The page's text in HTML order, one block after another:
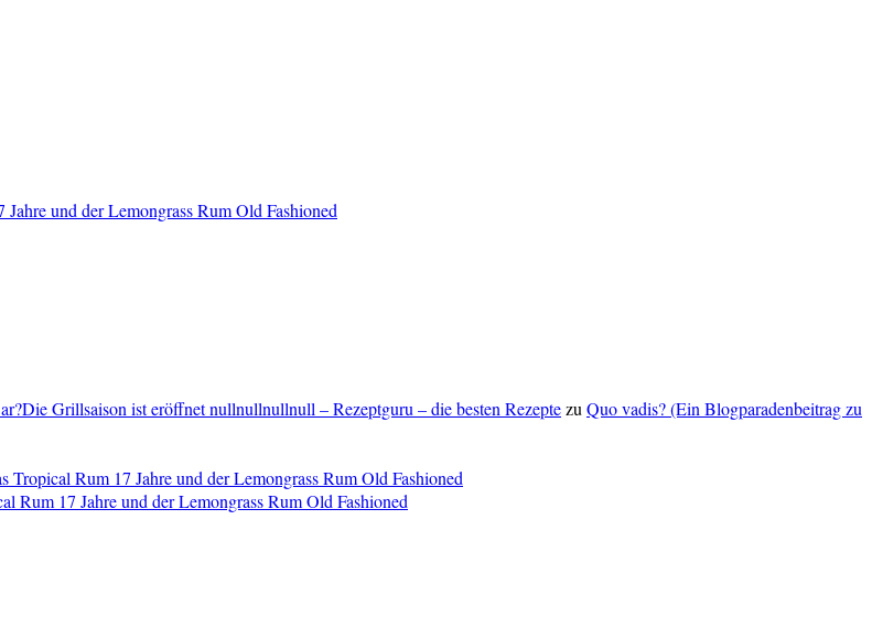
und der Lemongrass Rum Old Fashioned
Grillsaison ist eröffnet nullnullnullnull – Rezeptguru – die besten RezeptezuQuo vadis? (Ein Blogparadenbeitrag zu
Rum 17 Jahre und der Lemongrass Rum Old Fashioned
17 Jahre und der Lemongrass Rum Old Fashioned